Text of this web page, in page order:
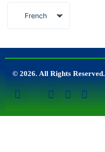
French
© 2026. All Rights Reserved.